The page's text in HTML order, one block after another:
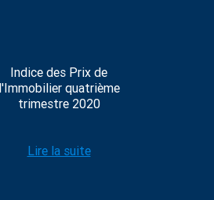
Indice des Prix de
l'Immobilier quatrième
trimestre 2020
Lire la suite